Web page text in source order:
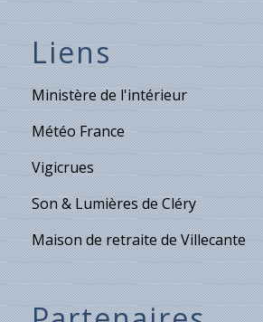
Liens
Ministère de l'intérieur
Météo France
Vigicrues
Son & Lumières de Cléry
Maison de retraite de Villecante